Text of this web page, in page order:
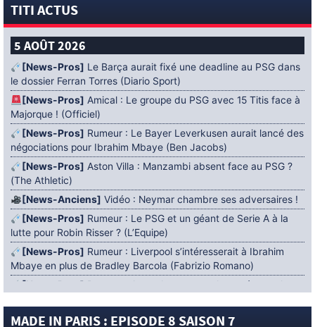
TITI ACTUS
5 AOÛT 2026
[News-Pros] Le Barça aurait fixé une deadline au PSG dans
le dossier Ferran Torres (Diario Sport)
[News-Pros] Amical : Le groupe du PSG avec 15 Titis face à
Majorque ! (Officiel)
[News-Pros] Rumeur : Le Bayer Leverkusen aurait lancé des
négociations pour Ibrahim Mbaye (Ben Jacobs)
[News-Pros] Aston Villa : Manzambi absent face au PSG ?
(The Athletic)
[News-Anciens] Vidéo : Neymar chambre ses adversaires !
[News-Pros] Rumeur : Le PSG et un géant de Serie A à la
lutte pour Robin Risser ? (L’Equipe)
[News-Pros] Rumeur : Liverpool s’intéresserait à Ibrahim
Mbaye en plus de Bradley Barcola (Fabrizio Romano)
[News-Pros]
Rumeur : Accord contractuel trouvé entre le
[News-Pros]Rumeur : Le PSG aurait lancé un ultimatum
MADE IN PARIS : EPISODE 8 SAISON 7